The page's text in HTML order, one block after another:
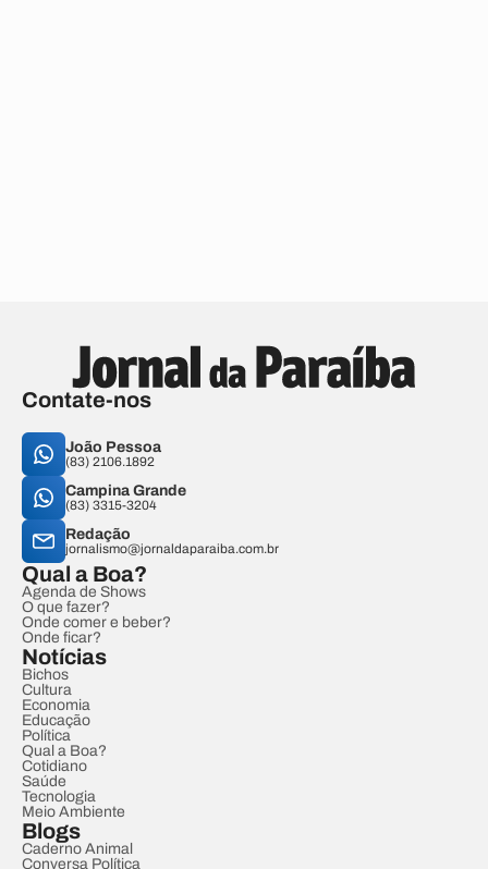
Contate-nos
João Pessoa
(83) 2106.1892
Campina Grande
(83) 3315-3204
Redação
jornalismo@jornaldaparaiba.com.br
Qual a Boa?
Agenda de Shows
O que fazer?
Onde comer e beber?
Onde ficar?
Notícias
Bichos
Cultura
Economia
Educação
Política
Qual a Boa?
Cotidiano
Saúde
Tecnologia
Meio Ambiente
Blogs
Caderno Animal
Conversa Política